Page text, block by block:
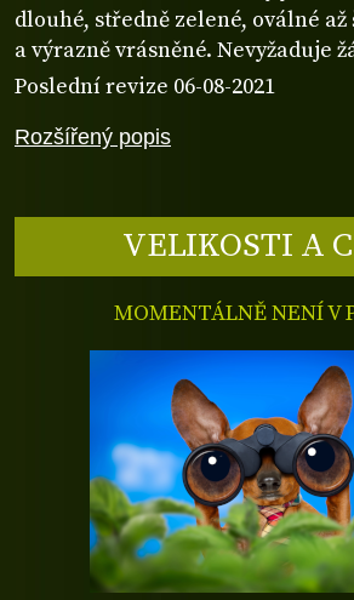
Rozšířený popis
dlouhé, středně zelené, oválné
a výrazně vrásněné. Nevyžaduje
Poslední revize 06-08-2021
VELIKOSTI A
MOMENTÁLNĚ NENÍ V